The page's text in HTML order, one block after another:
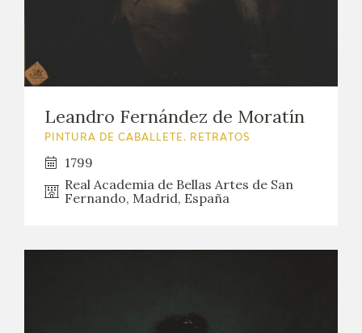
Leandro Fernández de Moratín
PINTURA DE CABALLETE. RETRATOS
1799
Real Academia de Bellas Artes de San
Fernando, Madrid, España